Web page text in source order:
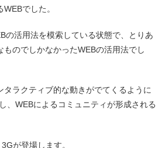
でした。
の活用法を模索している状態で、とりあ
ものでしかなかったWEBの活用法でし
タラクティブ的な動きがでてくるように
、WEBによるコミュニティが形成される
が登場します。